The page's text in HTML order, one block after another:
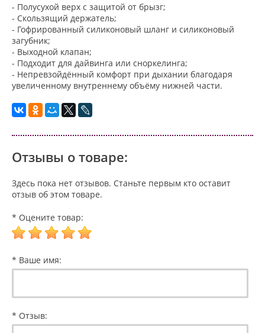
- Полусухой верх с защитой от брызг;
- Скользящий держатель;
- Гофрированный силиконовый шланг и силиконовый
загубник;
- Выходной клапан;
- Подходит для дайвинга или сноркелинга;
- Непревзойдённый комфорт при дыхании благодаря
увеличенному внутреннему объёму нижней части.
Отзывы о товаре:
Здесь пока нет отзывов. Станьте первым кто оставит
отзыв об этом товаре.
* Оцените товар:
* Ваше имя:
* Отзыв: